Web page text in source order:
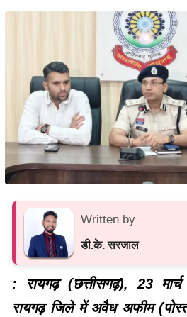
Written by
डी.के. सरजाल
: रायगढ़ (छत्तीसगढ़), 23
रायगढ़ जिले में अवैध अफीम